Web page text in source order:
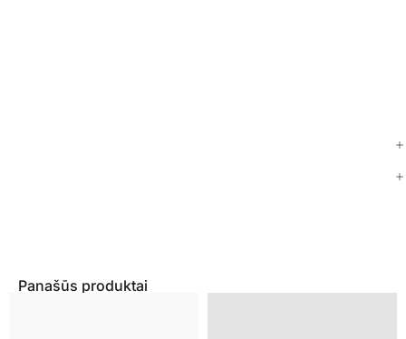
Panašūs produktai